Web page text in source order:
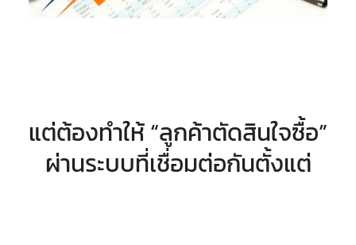
แต่ต้องทำให้ “ลูกค้าตัดสินใจซื้อ”
ผ่านระบบที่เชื่อมต่อกันตั้งแต่